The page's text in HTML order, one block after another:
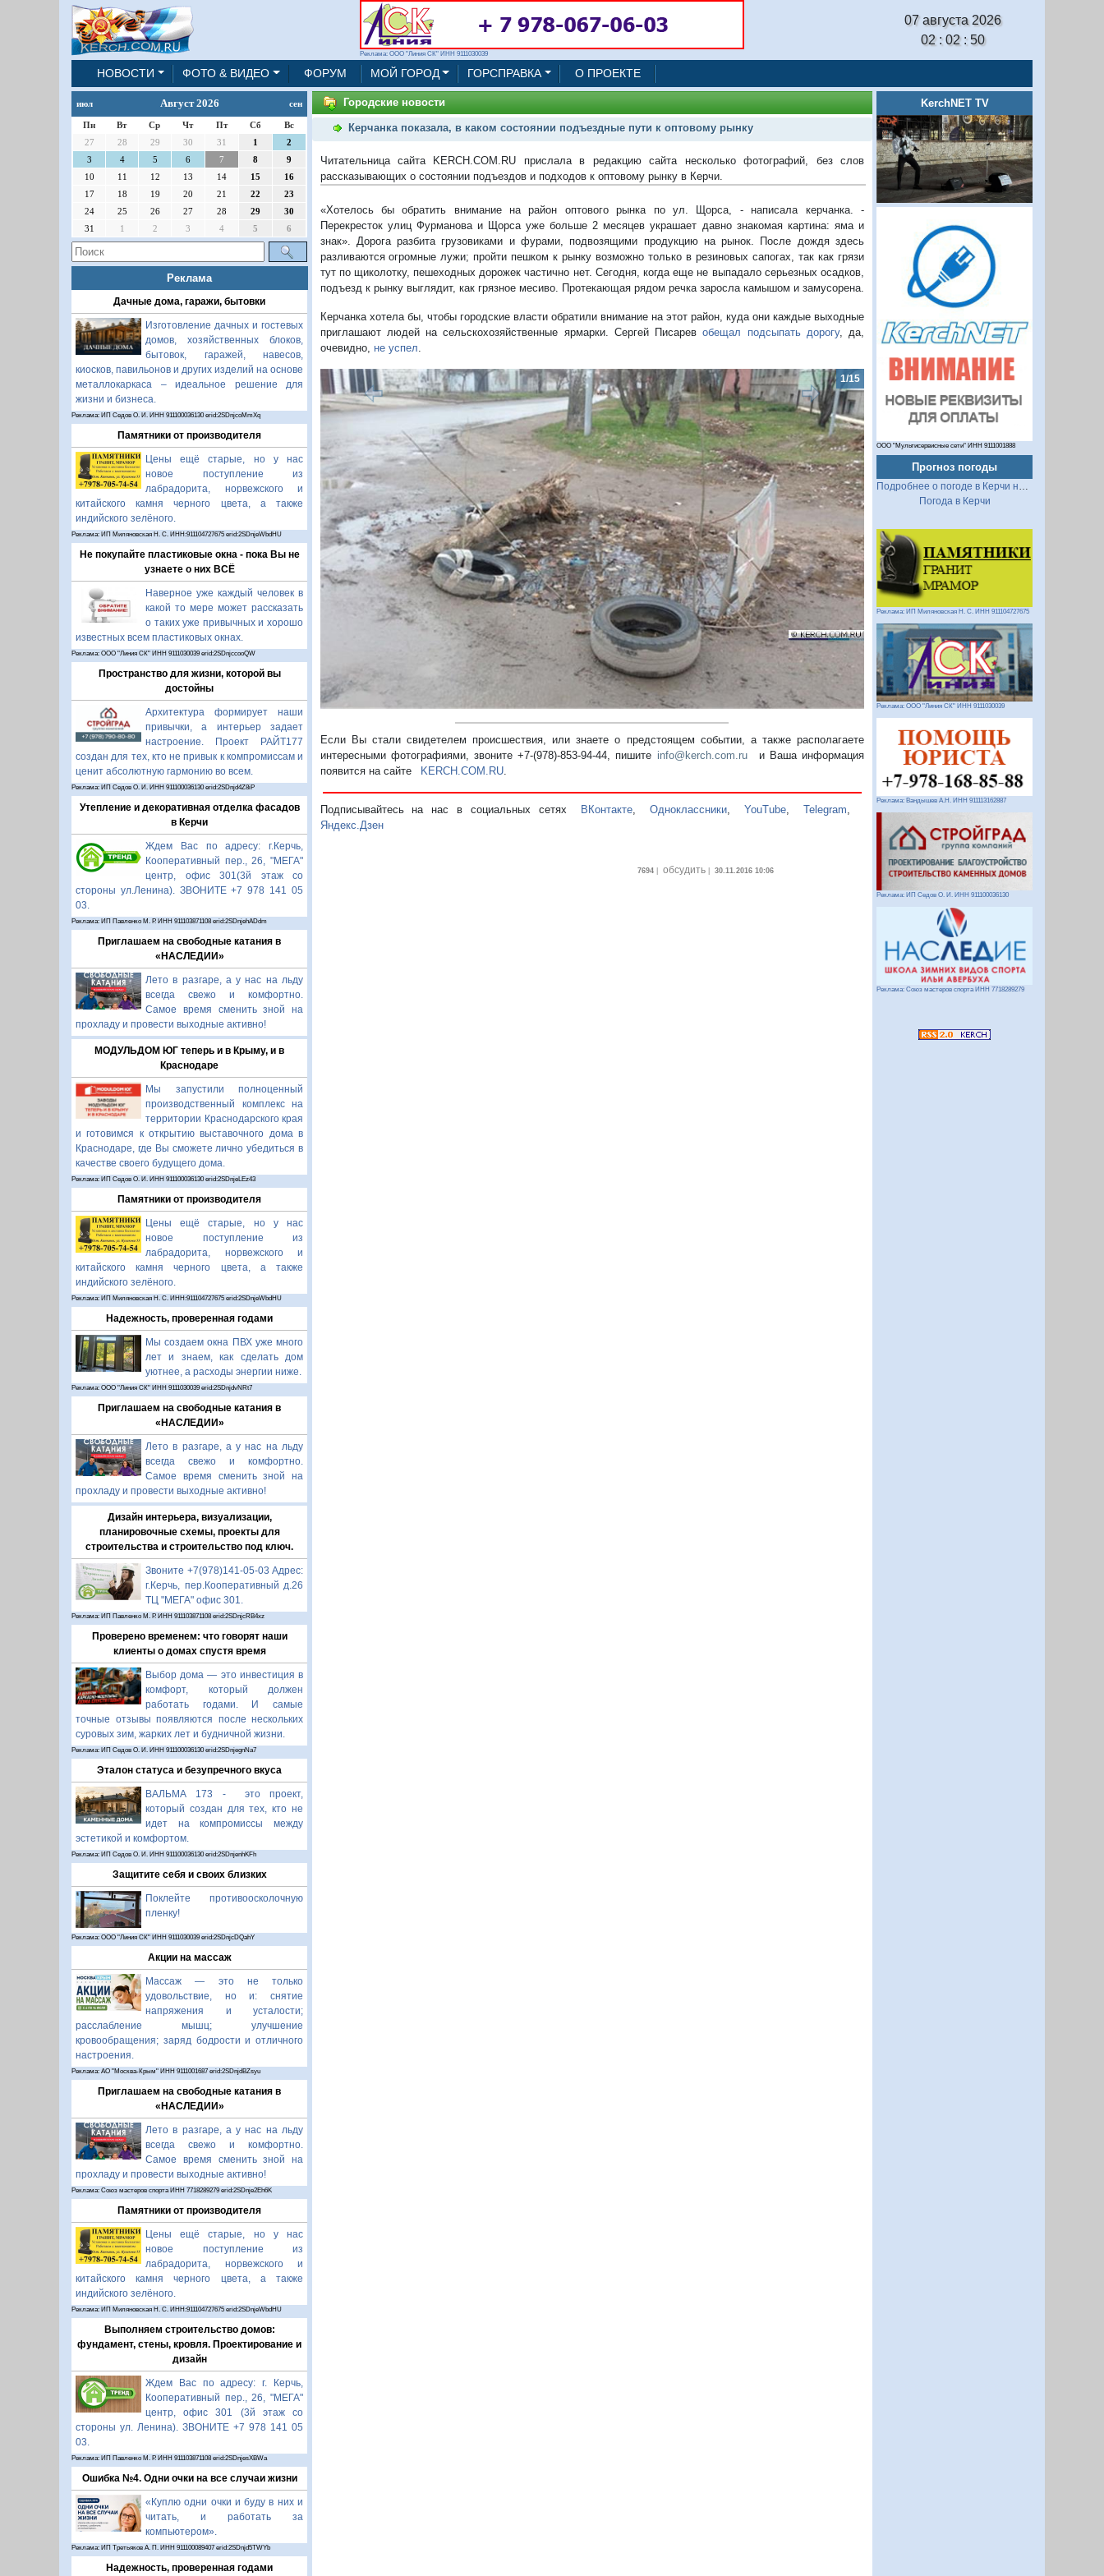
Реклама: ООО "Линия СК" ИНН 9111030039
07 августа 2026
02 : 02 : 50
НОВОСТИ ФОТО & ВИДЕО ФОРУМ МОЙ ГОРОД ГОРСПРАВКА О ПРОЕКТЕ
июл Август 2026 сен
Пн Вт Ср Чт Пт Сб
Вс
27
28 29 30 31 1
2
3
4 5 6 7 8
9
10
11 12 13 14 15
16
17
18 19 20 21 22
23
24
25 26 27 28 29
30
31
1 2 3 4 5 6
Реклама
Дачные дома, гаражи, бытовки
Изготовление дачных и гостевых
домов, хозяйственных блоков,
бытовок, гаражей, навесов,
киосков, павильонов и других изделий на основе
металлокаркаса – идеальное решение для
жизни и бизнеса.
Реклама: ИП Седов О. И. ИНН 911100036130 erid:2SDnjcoMmXq
Памятники от производителя
Цены ещё старые, но у нас
новое поступление из
лабрадорита, норвежского и
китайского камня черного цвета, а также
индийского зелёного.
Реклама: ИП Миляновская Н. С. ИНН:911104727675 erid:2SDnjeWbdHU
Не покупайте пластиковые окна - пока Вы не
узнаете о них ВСЁ
Наверное уже каждый человек в
какой то мере может рассказать
о таких уже привычных и хорошо
известных всем пластиковых окнах.
Реклама: ООО "Линия СК" ИНН 9111030039 erid:2SDnjccooQW
Пространство для жизни, которой вы
достойны
Архитектура формирует наши
привычки, а интерьер задает
настроение. Проект РАЙТ177
создан для тех, кто не привык к компромиссам и
ценит абсолютную гармонию во всем.
Реклама: ИП Седов О. И. ИНН 911100036130 erid:2SDnjd4Z8iP
Утепление и декоративная отделка фасадов
в Керчи
Ждем Вас по адресу: г.Керчь,
Кооперативный пер., 26, "МЕГА"
центр, офис 301(3й этаж со
стороны ул.Ленина). ЗВОНИТЕ +7 978 141 05
03.
Реклама: ИП Павленко М. Р. ИНН 911103871108 erid:2SDnjehADdm
Приглашаем на свободные катания в
«НАСЛЕДИИ»
Лето в разгаре, а у нас на льду
всегда свежо и комфортно.
Самое время сменить зной на
прохладу и провести выходные активно!
МОДУЛЬДОМ ЮГ теперь и в Крыму, и в
Краснодаре
Мы запустили полноценный
производственный комплекс на
территории Краснодарского края
и готовимся к открытию выставочного дома в
Краснодаре, где Вы сможете лично убедиться в
качестве своего будущего дома.
Реклама: ИП Седов О. И. ИНН 911100036130 erid:2SDnjeLEz43
Памятники от производителя
Цены ещё старые, но у нас
новое поступление из
лабрадорита, норвежского и
китайского камня черного цвета, а также
индийского зелёного.
Реклама: ИП Миляновская Н. С. ИНН:911104727675 erid:2SDnjeWbdHU
Надежность, проверенная годами
Мы создаем окна ПВХ уже много
лет и знаем, как сделать дом
уютнее, а расходы энергии ниже.
Реклама: ООО "Линия СК" ИНН 9111030039 erid:2SDnjdvNRt7
Приглашаем на свободные катания в
«НАСЛЕДИИ»
Лето в разгаре, а у нас на льду
всегда свежо и комфортно.
Самое время сменить зной на
прохладу и провести выходные активно!
Дизайн интерьера, визуализации,
планировочные схемы, проекты для
строительства и строительство под ключ.
Звоните +7(978)141-05-03 Адрес:
г.Керчь, пер.Кооперативный д.26
ТЦ "МЕГА" офис 301.
Реклама: ИП Павленко М. Р. ИНН 911103871108 erid:2SDnjcRB4xz
Проверено временем: что говорят наши
клиенты о домах спустя время
Выбор дома — это инвестиция в
комфорт, который должен
работать годами. И самые
точные отзывы появляются после нескольких
суровых зим, жарких лет и будничной жизни.
Реклама: ИП Седов О. И. ИНН 911100036130 erid:2SDnjegnNa7
Эталон статуса и безупречного вкуса
ВАЛЬМА 173 - это проект,
который создан для тех, кто не
идет на компромиссы между
эстетикой и комфортом.
Реклама: ИП Седов О. И. ИНН 911100036130 erid:2SDnjenhKFh
Защитите себя и своих близких
Поклейте противоосколочную
пленку!
Реклама: ООО "Линия СК" ИНН 9111030039 erid:2SDnjcDQahY
Акции на массаж
Массаж — это не только
удовольствие, но и: снятие
напряжения и усталости;
расслабление мышц; улучшение
кровообращения; заряд бодрости и отличного
настроения.
Реклама: АО "Москва-Крым" ИНН 9111001687 erid:2SDnjdBZsyu
Приглашаем на свободные катания в
«НАСЛЕДИИ»
Лето в разгаре, а у нас на льду
всегда свежо и комфортно.
Самое время сменить зной на
прохладу и провести выходные активно!
Реклама: Союз мастеров спорта ИНН 7718289279 erid:2SDnje2Eh6K
Памятники от производителя
Цены ещё старые, но у нас
новое поступление из
лабрадорита, норвежского и
китайского камня черного цвета, а также
индийского зелёного.
Реклама: ИП Миляновская Н. С. ИНН:911104727675 erid:2SDnjeWbdHU
Выполняем строительство домов:
фундамент, стены, кровля. Проектирование и
дизайн
Ждем Вас по адресу: г. Керчь,
Кооперативный пер., 26, "МЕГА"
центр, офис 301 (3й этаж со
стороны ул. Ленина). ЗВОНИТЕ +7 978 141 05
03.
Реклама: ИП Павленко М. Р. ИНН 911103871108 erid:2SDnjesXBWa
Ошибка №4. Одни очки на все случаи жизни
«Куплю одни очки и буду в них и
читать, и работать за
компьютером».
Реклама: ИП Третьяков А. П. ИНН 911100089407 erid:2SDnjd5TWYb
Надежность, проверенная годами
Городские новости
Керчанка показала, в каком состоянии подъездные пути к оптовому рынку
Читательница сайта KERCH.COM.RU прислала в редакцию сайта несколько фотографий, без слов
рассказывающих о состоянии подъездов и подходов к оптовому рынку в Керчи.
«Хотелось бы обратить внимание на район оптового рынка по ул. Щорса, - написала керчанка. -
Перекресток улиц Фурманова и Щорса уже больше 2 месяцев украшает давно знакомая картина: яма и
знак». Дорога разбита грузовиками и фурами, подвозящими продукцию на рынок. После дождя здесь
разливаются огромные лужи; пройти пешком к рынку возможно только в резиновых сапогах, так как грязи
тут по щиколотку, пешеходных дорожек частично нет. Сегодня, когда еще не выпадало серьезных осадков,
подъезд к рынку выглядит, как грязное месиво. Протекающая рядом речка заросла камышом и замусорена.
Керчанка хотела бы, чтобы городские власти обратили внимание на этот район, куда они каждые выходные
приглашают людей на сельскохозяйственные ярмарки. Сергей Писаревобещал подсыпать дорогу, да,
очевидно, не успел
1/15
Предыдущий Следующий
Если Вы стали свидетелем происшествия, или знаете о предстоящем событии, а также располагаете
интересными фотографиями, звоните +7-(978)-853-94-44, пишите info@kerch.com.ru и Ваша информация
появится на сайте KERCH.COM.RU.
Подписывайтесь на нас в социальных сетях ВКонтакте Одноклассники ,YouTube ,Telegram
Яндекс.Дзен
7694| обсудить| 30.11.2016 10:06
KerchNET TV
ООО "Мультисервисные сети" ИНН 9111001888
Прогноз погоды
Подробнее о погоде в Керчи на 2 недели
Погода в Керчи
Реклама: ИП Миляновская Н. С. ИНН 911104727675
Реклама: ООО "Линия СК" ИНН 9111030039
Реклама: Вандышев А.Н. ИНН 911113162887
Реклама: ИП Седов О. И. ИНН 911100036130
Реклама: Союз мастеров спорта ИНН 7718289279